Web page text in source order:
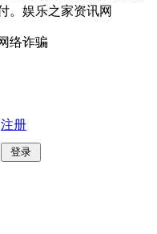
。娱乐之家资讯网
络诈骗
注册